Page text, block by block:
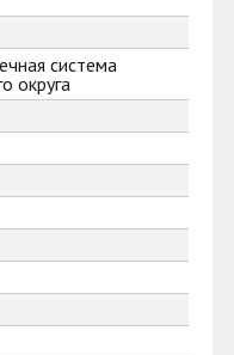
система
округа